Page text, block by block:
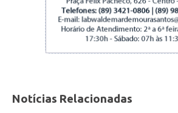
Notícias Relacionadas